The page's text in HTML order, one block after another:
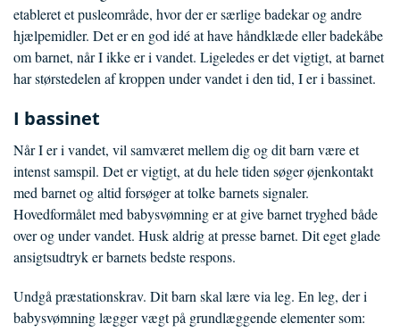
etableret et pusleområde, hvor der er særlige badekar og andre
hjælpemidler. Det er en god idé at have håndklæde eller badekåbe
om barnet, når I ikke er i vandet. Ligeledes er det vigtigt, at barnet
har størstedelen af kroppen under vandet i den tid, I er i bassinet.
I bassinet
Når I er i vandet, vil samværet mellem dig og dit barn være et
intenst samspil. Det er vigtigt, at du hele tiden søger øjenkontakt
med barnet og altid forsøger at tolke barnets signaler.
Hovedformålet med babysvømning er at give barnet tryghed både
over og under vandet. Husk aldrig at presse barnet. Dit eget glade
ansigtsudtryk er barnets bedste respons.
Undgå præstationskrav. Dit barn skal lære via leg. En leg, der i
babysvømning lægger vægt på grundlæggende elementer som: